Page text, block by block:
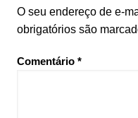
O seu endereço de e-
obrigatórios são
Comentário *